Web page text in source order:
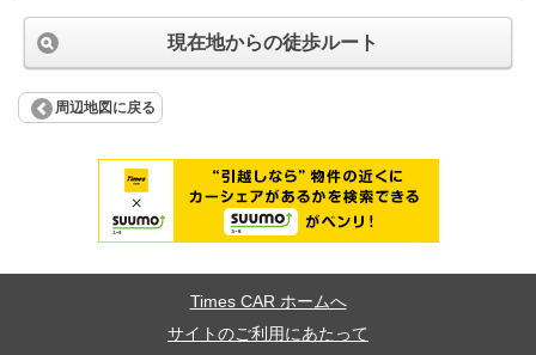
現在地からの徒歩ルート
周辺地図に戻る
Times CAR ホームへ
サイトのご利用にあたって